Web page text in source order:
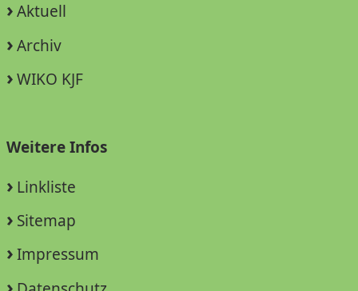
Aktuell
Archiv
WIKO KJF
Weitere Infos
Linkliste
Sitemap
Impressum